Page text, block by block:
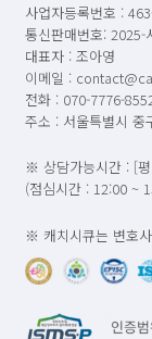
사업자등록번호 :
통신판매번호: 2025-
대표자 : 조아영
이메일 :
전화 : 070-7776-
주소 : 서울특별시 중
※ 상담가능시간 : [
(점심시간 : 12:00 ~
※ 캐치시큐는 변호